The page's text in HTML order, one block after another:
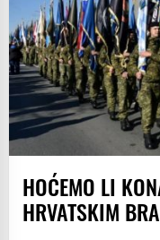
HOĆEMO LI
HRVATSKIM